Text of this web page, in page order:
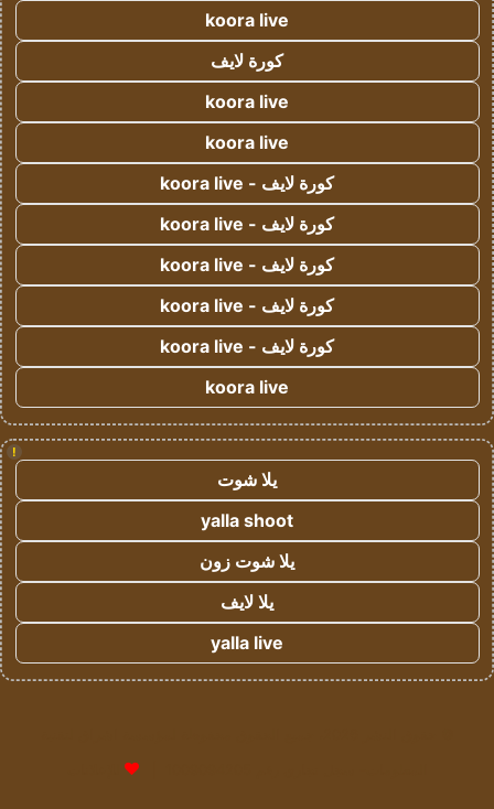
koora live
كورة لايف
koora live
koora live
كورة لايف - koora live
كورة لايف - koora live
كورة لايف - koora live
كورة لايف - koora live
كورة لايف - koora live
koora live
!
يلا شوت
yalla shoot
يلا شوت زون
يلا لايف
yalla live